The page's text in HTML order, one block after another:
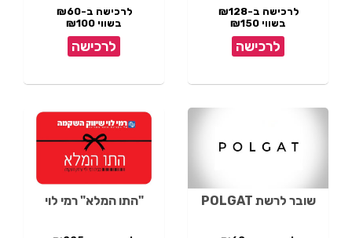
לרכישה ב-₪128
בשווי ₪150
לרכישה
לרכישה ב-₪60
בשווי ₪100
לרכישה
שובר לרשת POLGAT "התו המלא" רמי לוי